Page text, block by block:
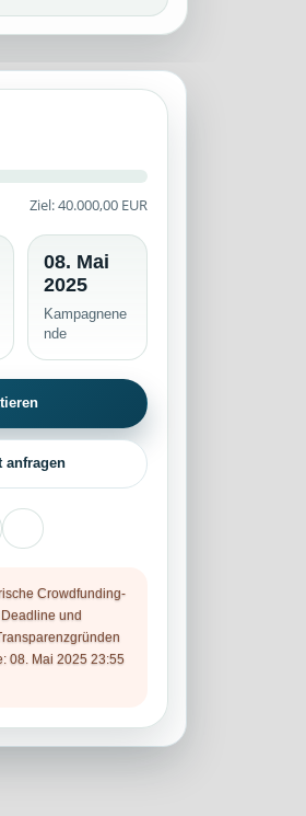
Finanzierungsstand,
Ziel: 40.000,00 EUR
08. Mai
2025
Kampagnene
nde
anfragen
Crowdfunding-
und
08. Mai 2025 23:55